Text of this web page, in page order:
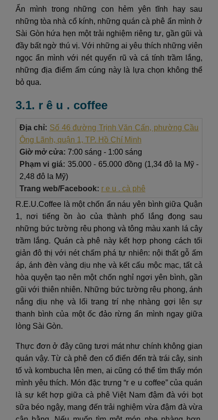
Ẩn mình trong những con hẻm yên tĩnh hay sau
những tòa nhà cổ kính, những quán cà phê ẩn mình ở
Sài Gòn hứa hẹn một trải nghiệm riêng tư, gần gũi và
đầy bất ngờ thú vị. Với những ai yêu thích những viên
ngọc ẩn mình với nét quyến rũ và cá tính trầm lắng,
những địa điểm ấm cúng này là lựa chọn không thể
bỏ qua.
3.1. r ê u . coffee
Địa chỉ: Số 46 đường Trịnh Văn Cấn, phường Cầu
Ông Lãnh, quận 1, TP. Hồ Chí Minh
Giờ mở cửa: 7:00 sáng - 1:00 sáng
Phạm vi giá: 35.000 - 65.000 đồng (1,34 đô la Mỹ -
2,48 đô la Mỹ)
Trang web/Facebook: r e u . cà phê
R.E.U.Coffee là một chốn ẩn náu yên bình giữa Quận
1, nơi tiếng ồn ào của thành phố lắng đọng sau
những bức tường rêu phong và tông màu xanh lá cây
trầm lắng. Quán cà phê này kết hợp phong cách tối
giản đô thị với nét chấm phá tự nhiên: nội thất gỗ ấm
áp, ánh đèn vàng dịu nhẹ và kết cấu mộc mạc, tất cả
hòa quyện tạo nên một chốn nghỉ ngơi yên bình, gần
gũi với thiên nhiên. Những bức tường rêu phong, ánh
nắng dịu nhẹ và lối trang trí nhẹ nhàng gợi lên sự
thanh bình của một ốc đảo rừng ẩn mình ngay giữa
lòng Sài Gòn.
Thực đơn ở đây cũng tươi mát như chính không gian
quán vậy. Từ cà phê đen cổ điển đến trà trái cây, sinh
tố và kombucha lên men, ai cũng có thể tìm thấy món
mình yêu thích. Món đặc trưng “r e u coffee” của quán
là sự kết hợp giữa cà phê Việt Nam đậm đà với bọt
sữa béo ngậy, mang đến trải nghiệm vừa đậm đà vừa